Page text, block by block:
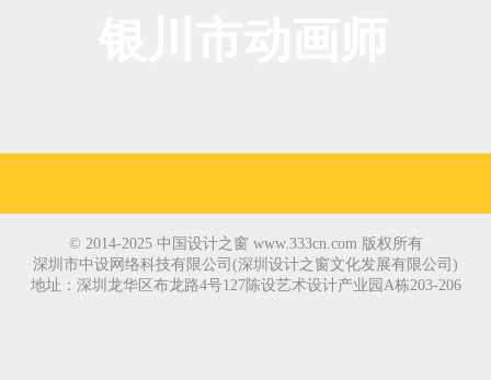
© 2014-2025 中国设计之窗 www.333cn.com 版权所有
深圳市中设网络科技有限公司(深圳设计之窗文化发展有限公司)
地址：深圳龙华区布龙路4号127陈设艺术设计产业园A栋203-206